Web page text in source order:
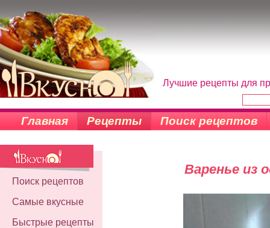
Лучшие рецепты для
Главная Рецепты Поиск рецептов
Поиск рецептов
Самые вкусные
Быстрые рецепты
Варенье из